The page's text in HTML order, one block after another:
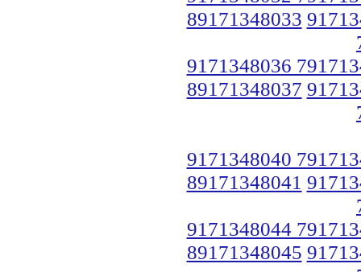
89171348033
9171348036
89171348037
9171348040
89171348041
9171348044
89171348045